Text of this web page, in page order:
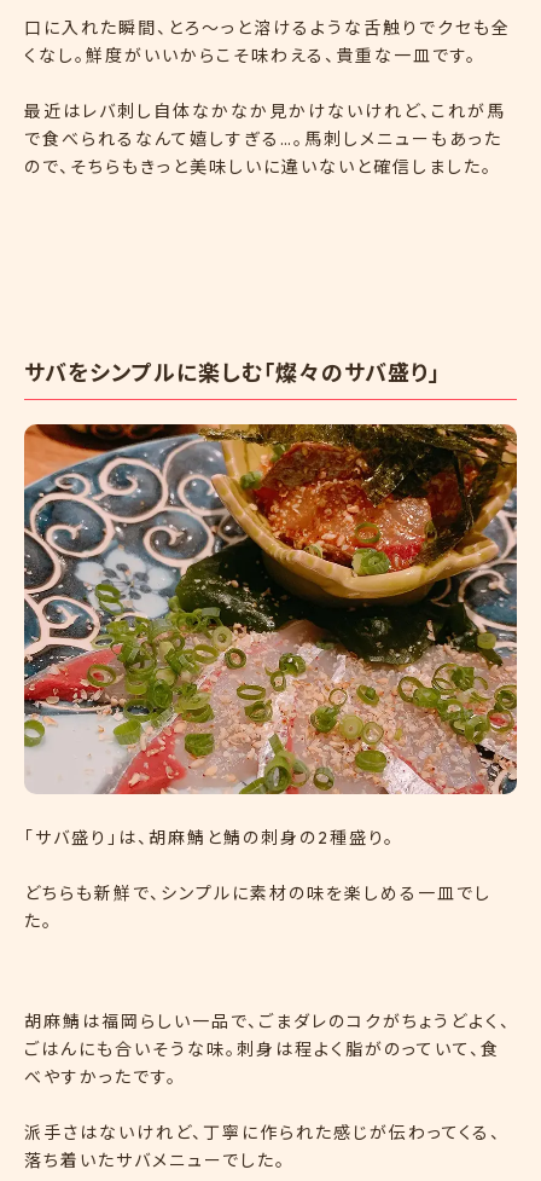
口に入れた瞬間、とろ〜っと溶けるような舌触りでクセも全
くなし。鮮度がいいからこそ味わえる、貴重な一皿です。
最近はレバ刺し自体なかなか見かけないけれど、これが馬
で食べられるなんて嬉しすぎる…。馬刺しメニューもあった
ので、そちらもきっと美味しいに違いないと確信しました。
サバをシンプルに楽しむ「燦々のサバ盛り」
「サバ盛り」は、胡麻鯖と鯖の刺身の2種盛り。
どちらも新鮮で、シンプルに素材の味を楽しめる一皿でし
た。
胡麻鯖は福岡らしい一品で、ごまダレのコクがちょうどよく、
ごはんにも合いそうな味。刺身は程よく脂がのっていて、食
べやすかったです。
派手さはないけれど、丁寧に作られた感じが伝わってくる、
落ち着いたサバメニューでした。